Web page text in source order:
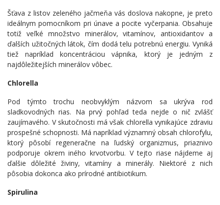
Šťava z listov zeleného jačmeňa vás doslova nakopne, je preto
ideálnym pomocníkom pri únave a pocite vyčerpania. Obsahuje
totiž veľké množstvo minerálov, vitamínov, antioxidantov a
ďalších užitočných látok, čím dodá telu potrebnú energiu. Vyniká
tiež napríklad koncentráciou vápnika, ktorý je jedným z
najdôležitejších minerálov vôbec.
Chlorella
Pod týmto trochu neobvyklým názvom sa ukrýva rod
sladkovodných rias. Na prvý pohľad teda nejde o nič zvlášť
zaujímavého. V skutočnosti má však chlorella vynikajúce zdraviu
prospešné schopnosti. Má napríklad významný obsah chlorofylu,
ktorý pôsobí regeneračne na ľudský organizmus, priaznivo
podporuje okrem iného krvotvorbu. V tejto riase nájdeme aj
ďalšie dôležité živiny, vitamíny a minerály. Niektoré z nich
pôsobia dokonca ako prírodné antibiotikum.
Spirulina